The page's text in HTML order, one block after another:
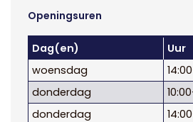
Openingsuren
Dag(en)
Uur
woensdag
donderdag
donderdag